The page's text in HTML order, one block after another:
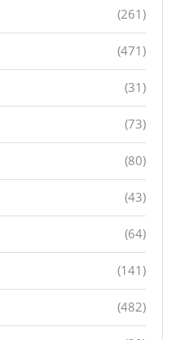
(261)
(471)
(31)
(73)
(80)
(43)
(64)
(141)
(482)